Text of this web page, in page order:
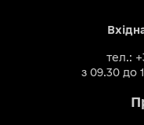
тел.:
з 09.30 до